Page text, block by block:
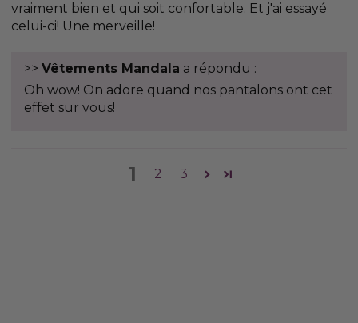
vraiment bien et qui soit confortable. Et j'ai essayé
celui-ci! Une merveille!
>>Vêtements Mandala a répondu :
Oh wow! On adore quand nos pantalons ont cet
effet sur vous!
1 2 3